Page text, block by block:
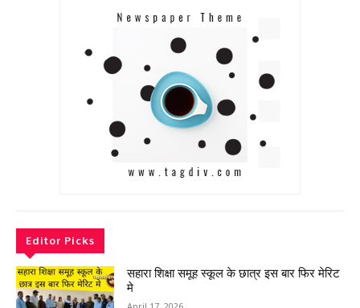
Editor Picks
सहारा शिक्षा समूह स्कूल के छात्र इस बार फिर मेरिट
मे